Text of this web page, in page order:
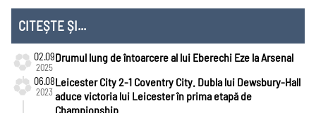
CITEȘTE ȘI...
02.09
2025
Drumul lung de întoarcere al lui Eberechi Eze la Arsenal
06.08
2023
Leicester City 2-1 Coventry City. Dubla lui Dewsbury-Hall
aduce victoria lui Leicester în prima etapă de
Championship